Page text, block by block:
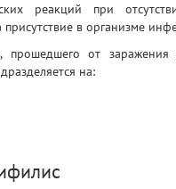
реакций при
в организме
прошедшего от
на: